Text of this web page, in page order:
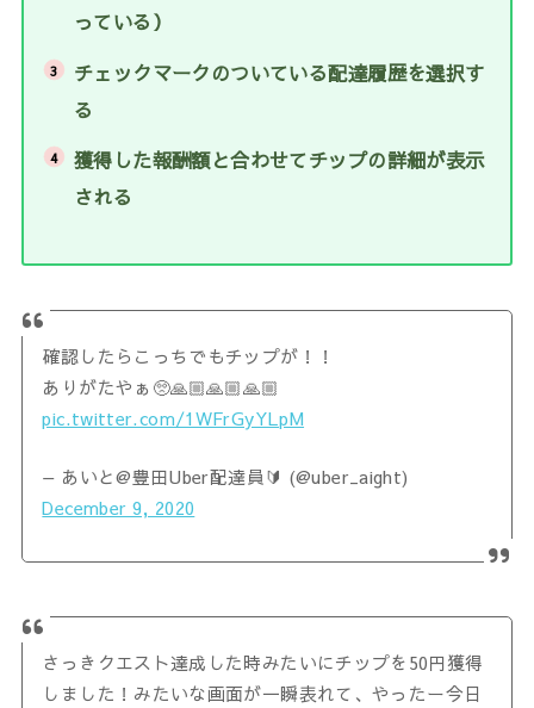
っている）
チェックマークのついている配達履歴を選択す
る
獲得した報酬額と合わせてチップの詳細が表示
される
確認したらこっちでもチップが！！
ありがたやぁ🥺🙏🏼🙏🏼🙏🏼
pic.twitter.com/1WFrGyYLpM
— あいと@豊田Uber配達員🔰 (@uber_aight)
December 9, 2020
さっきクエスト達成した時みたいにチップを50円獲得
しました！みたいな画面が一瞬表れて、やったー今日